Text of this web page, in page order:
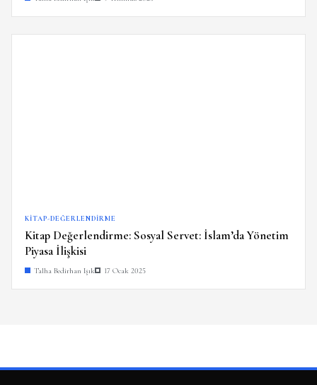
KITAP-DEĞERLENDIRME
Kitap Değerlendirme: Sosyal Servet: İslam’da Yönetim
Piyasa İlişkisi
Talha Bedirhan Işık 17 Ocak 2025